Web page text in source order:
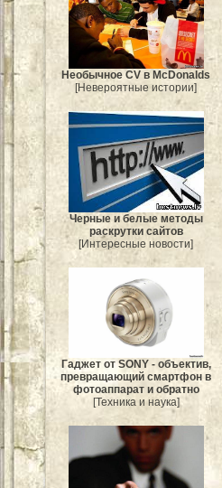
Необычное CV в McDonalds
[Невероятные истории]
Черные и белые методы
раскрутки сайтов
[Интересные новости]
Гаджет от SONY - объектив,
превращающий смартфон в
фотоаппарат и обратно
[Техника и наука]